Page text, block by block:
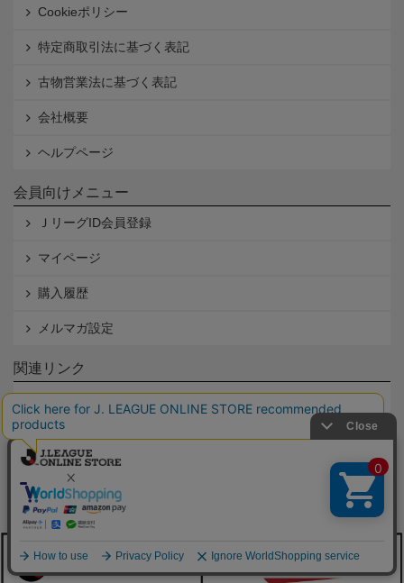
Cookieポリシー
特定商取引法に基づく表記
古物営業法に基づく表記
会社概要
ヘルプページ
会員向けメニュー
ＪリーグID会員登録
マイページ
購入履歴
メルマガ設定
関連リンク
Ｊリーグ.jp
Ｊリーグチケット